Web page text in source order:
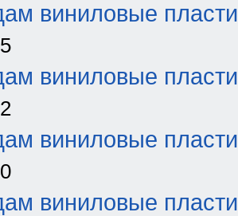
виниловые
виниловые
виниловые
виниловые